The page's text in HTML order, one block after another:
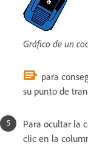
Gráfico de un
para
su punto de
Para ocultar la
clic en la